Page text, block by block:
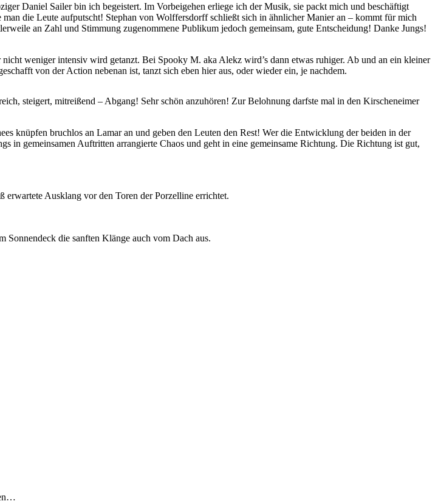
Daniel Sailer bin ich begeistert. Im Vorbeigehen erliege ich der Musik, sie packt mich und beschäftigt
die Leute aufputscht! Stephan von Wolffersdorff schließt sich in ähnlicher Manier an – kommt für mich
an Zahl und Stimmung zugenommene Publikum jedoch gemeinsam, gute Entscheidung! Danke Jungs!
weniger intensiv wird getanzt. Bei Spooky M. aka Alekz wird’s dann etwas ruhiger. Ab und an ein kleiner
von der Action nebenan ist, tanzt sich eben hier aus, oder wieder ein, je nachdem.
steigert, mitreißend – Abgang! Sehr schön anzuhören! Zur Belohnung darfste mal in den Kirscheneimer
knüpfen bruchlos an Lamar an und geben den Leuten den Rest! Wer die Entwicklung der beiden in der
in gemeinsamen Auftritten arrangierte Chaos und geht in eine gemeinsame Richtung. Die Richtung ist gut,
erwartete Ausklang vor den Toren der Porzelline errichtet.
Sonnendeck die sanften Klänge auch vom Dach aus.